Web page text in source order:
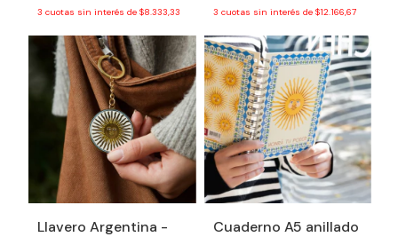
3 cuotas sin interés de $8.333,33 3 cuotas sin interés de $12.166,67
Llavero Argentina -
Cuaderno A5 anillado